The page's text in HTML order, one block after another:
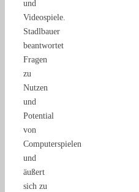
und
Videospiele.
Stadlbauer
beantwortet
Fragen
zu
Nutzen
und
Potential
von
Computerspielen
und
äußert
sich zu